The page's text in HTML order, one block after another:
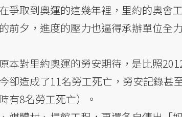
爭取到奧運的這幾年裡，里約的奧會
前夕，進度的壓力也逼得承辦單位全
本對里約奧運的勞安期待，是比照
卻造成了11名勞工死亡，勞安記錄甚
有8名勞工死亡）。